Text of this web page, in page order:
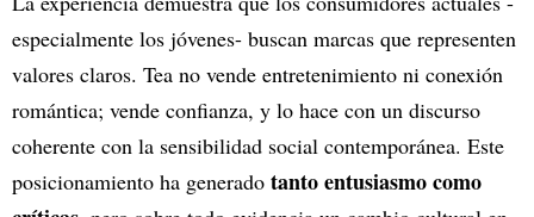
especialmente los jóvenes- buscan marcas que representen
valores claros. Tea no vende entretenimiento ni conexión
romántica; vende confianza, y lo hace con un discurso
coherente con la sensibilidad social contemporánea. Este
posicionamiento ha generado tanto entusiasmo como